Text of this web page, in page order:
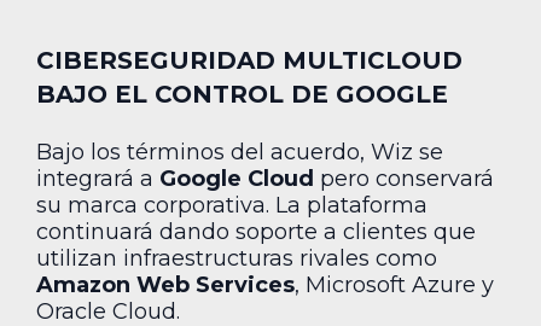
CIBERSEGURIDAD MULTICLOUD
BAJO EL CONTROL DE GOOGLE
Bajo los términos del acuerdo, Wiz se
integrará a Google Cloud pero conservará
su marca corporativa. La plataforma
continuará dando soporte a clientes que
utilizan infraestructuras rivales como
Amazon Web Services, Microsoft Azure y
Oracle Cloud.